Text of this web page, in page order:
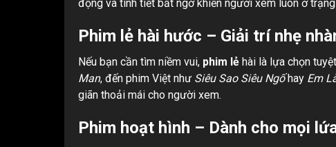
động và tình tiết bất ngờ khiến người xem luôn ở
Phim lẻ hài hước – Giải trí nhẹ
Nếu bạn cần tìm niềm vui, phim lẻ hài là lựa chọn
Man, đến phim Việt như Siêu Sao Siêu Ngốhay Em
giãn thoải mái cho người xem.
Phim hoạt hình – Dành cho mọi